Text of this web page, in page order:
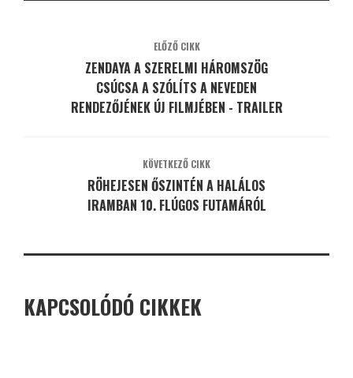
ELŐZŐ CIKK
ZENDAYA A SZERELMI HÁROMSZÖG
CSÚCSA A SZÓLÍTS A NEVEDEN
RENDEZŐJÉNEK ÚJ FILMJÉBEN - TRAILER
KÖVETKEZŐ CIKK
RÖHEJESEN ŐSZINTÉN A HALÁLOS
IRAMBAN 10. FLÚGOS FUTAMÁRÓL
KAPCSOLÓDÓ CIKKEK